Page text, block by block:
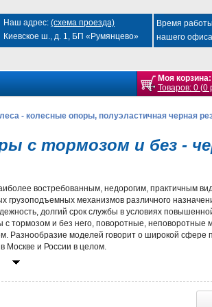
Время работы
нашего
Наш адрес: (схема проезда)
Киевское ш., д. 1, БП «Румянцево»
Моя корзина:
Товаров: 0 (0
- колесные опоры, полуэластичная черная
с тормозом и без -
востребованным, недорогим, практичным
механизмов различного
долгий срок службы в условиях
тормозом и без него, поворотные, неповоротные
Разнообразие моделей говорит о широкой сфере
Москве и России в целом.
оптимальные условия для перемещения по
«комнатными условиями». Роликовые
под защитными колпаками. В таком виде